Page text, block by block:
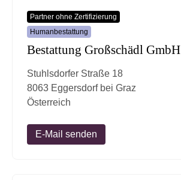
Partner ohne Zertifizierung
Humanbestattung
Bestattung Großschädl GmbH
Stuhlsdorfer Straße 18
8063 Eggersdorf bei Graz
Österreich
E-Mail senden